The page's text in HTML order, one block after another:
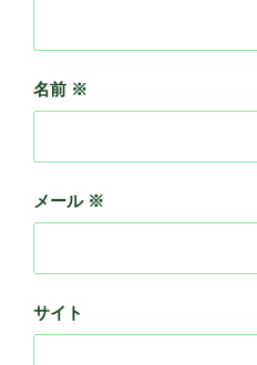
名前 ※
メール ※
サイト